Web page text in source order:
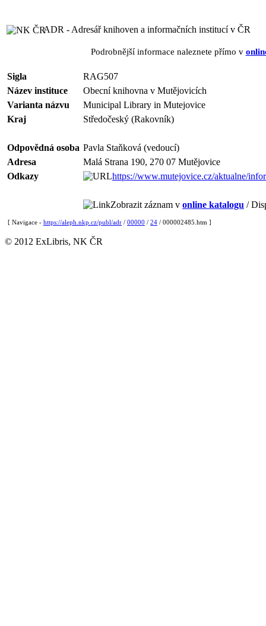
ADR - Adresář knihoven a informačních institucí v ČR
Podrobnější informace naleznete přímo v
Sigla
RAG507
Název instituce
Obecní knihovna v Mutějovicích
Varianta názvu
Municipal Library in Mutejovice
Kraj
Středočeský (Rakovník)
Odpovědná osoba Pavla Staňková (vedoucí)
Adresa
Malá Strana 190, 270 07 Mutějovice
Odkazy
https://www.mutejovice.cz/aktualne/
Zobrazit záznam v online katalogu /
[ Navigace - https://aleph.nkp.cz/publ/adr / 00000 / 24 / 000002485.htm ]
© 2012 ExLibris, NK ČR